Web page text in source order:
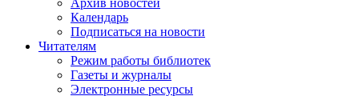
Архив новостей
Календарь
Подписаться на новости
Читателям
Режим работы библиотек
Газеты и журналы
Электронные ресурсы